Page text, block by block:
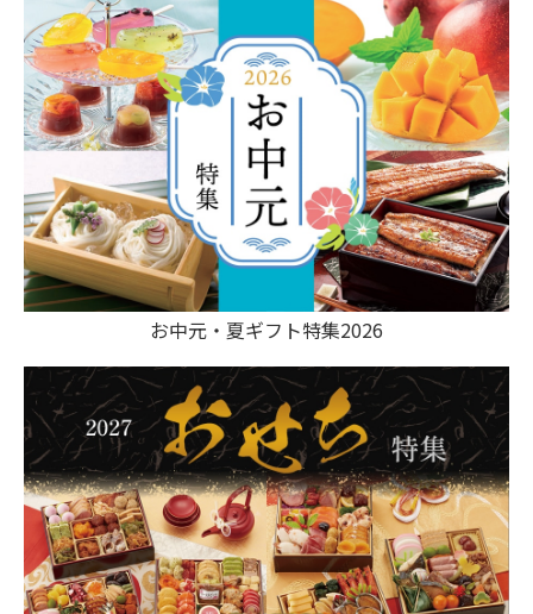
お中元・夏ギフト特集2026